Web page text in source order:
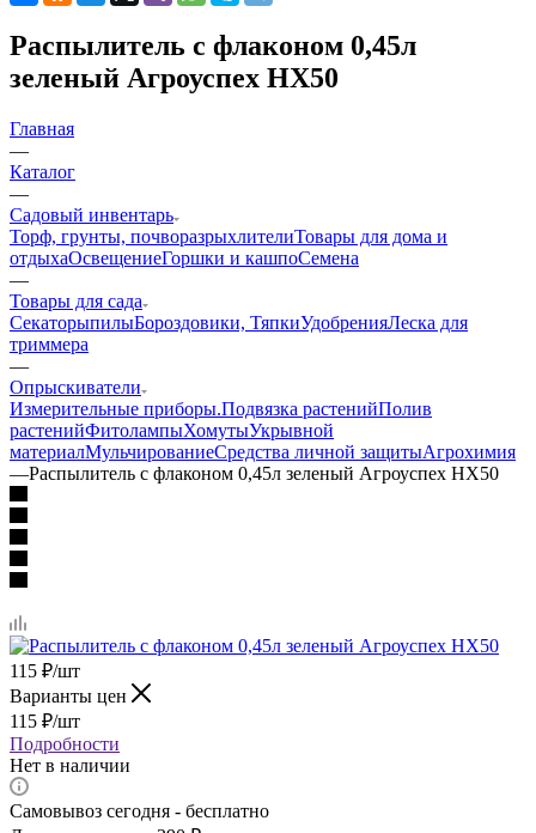
Распылитель с флаконом 0,45л
зеленый Агроуспех НХ50
Главная
—
Каталог
—
Садовый инвентарь
Торф, грунты, почворазрыхлителиТовары для дома и
отдыхаОсвещениеГоршки и кашпоСемена
—
Товары для сада
СекаторыпилыБороздовики, ТяпкиУдобренияЛеска для
триммера
—
Опрыскиватели
Измерительные приборы.Подвязка растенийПолив
растенийФитолампыХомутыУкрывной
материалМульчированиеСредства личной защитыАгрохимия
—Распылитель с флаконом 0,45л зеленый Агроуспех НХ50
115 ₽/шт
Варианты цен
115 ₽/шт
Подробности
Нет в наличии
Самовывоз сегодня - бесплатно